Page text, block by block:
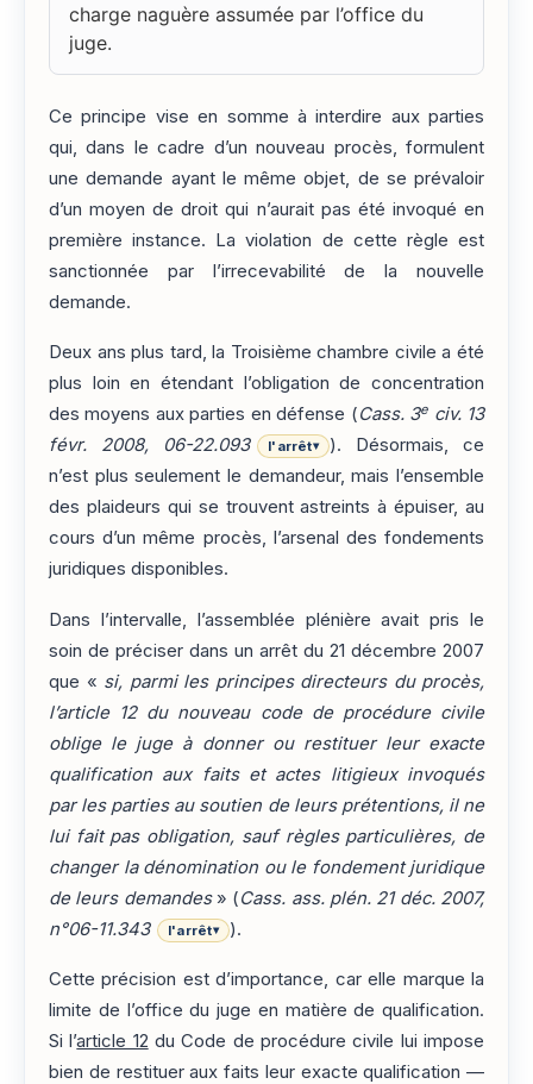
charge naguère assumée par l’office du
juge.
Ce principe vise en somme à interdire aux parties
qui, dans le cadre d’un nouveau procès, formulent
une demande ayant le même objet, de se prévaloir
d’un moyen de droit qui n’aurait pas été invoqué en
première instance. La violation de cette règle est
sanctionnée par l’irrecevabilité de la nouvelle
demande.
Deux ans plus tard, la Troisième chambre civile a été
plus loin en étendant l’obligation de concentration
des moyens aux parties en défense (Cass. 3e civ. 13
févr. 2008, 06-22.093
l'arrêt▾
). Désormais, ce
n’est plus seulement le demandeur, mais l’ensemble
des plaideurs qui se trouvent astreints à épuiser, au
cours d’un même procès, l’arsenal des fondements
juridiques disponibles.
Dans l’intervalle, l’assemblée plénière avait pris le
soin de préciser dans un arrêt du 21 décembre 2007
que « si, parmi les principes directeurs du procès,
l’article 12 du nouveau code de procédure civile
oblige le juge à donner ou restituer leur exacte
qualification aux faits et actes litigieux invoqués
par les parties au soutien de leurs prétentions, il ne
lui fait pas obligation, sauf règles particulières, de
changer la dénomination ou le fondement juridique
de leurs demandes» (Cass. ass. plén. 21 déc. 2007,
n°06-11.343
l'arrêt▾ ).
Cette précision est d’importance, car elle marque la
limite de l’office du juge en matière de qualification.
Si l’article 12 du Code de procédure civile lui impose
bien de restituer aux faits leur exacte qualification —